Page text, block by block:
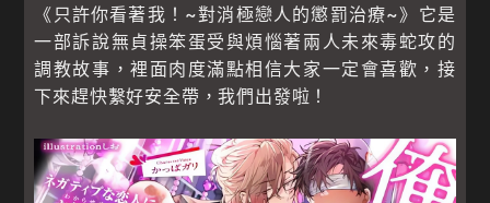
《只許你看著我！~對消極戀人的懲罰治療~》它是
一部訴說無貞操笨蛋受與煩惱著兩人未來毒蛇攻的
調教故事，裡面肉度滿點相信大家一定會喜歡，接
下來趕快繫好安全帶，我們出發啦！